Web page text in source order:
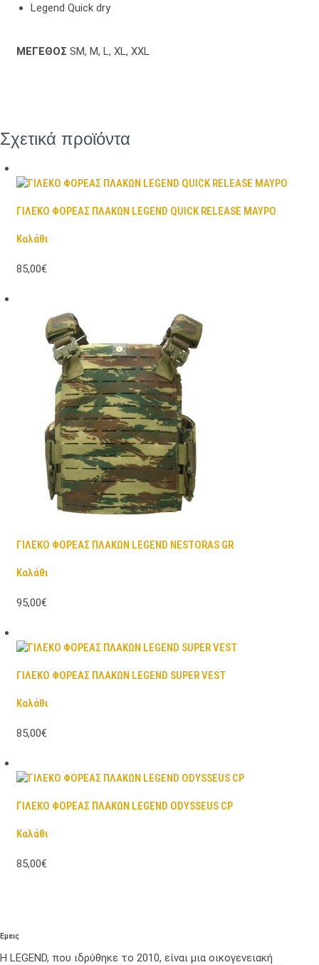
Legend Quick dry
ΜΕΓΕΘΟΣ SM, M, L, XL, XXL
Σχετικά προϊόντα
ΓΙΛΕΚΟ ΦΟΡΕΑΣ ΠΛΑΚΩΝ LEGEND QUICK RELEASE ΜΑΥΡΟ
Καλάθι
85,00€
ΓΙΛΕΚΟ ΦΟΡΕΑΣ ΠΛΑΚΩΝ LEGEND NESTORAS GR
Καλάθι
95,00€
ΓΙΛΕΚΟ ΦΟΡΕΑΣ ΠΛΑΚΩΝ LEGEND SUPER VEST
Καλάθι
85,00€
ΓΙΛΕΚΟ ΦΟΡΕΑΣ ΠΛΑΚΩΝ LEGEND ODYSSEUS CP
Καλάθι
85,00€
Εμεις
Η LEGEND, που ιδρύθηκε το 2010, είναι μια οικογενειακή